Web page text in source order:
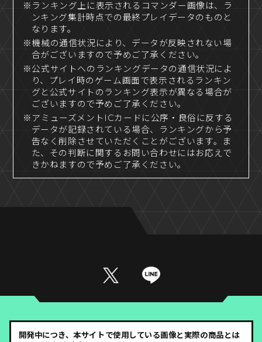
※ランキング上に表示されるコマンダー画像は、ラ
ンキング集計時点での最終プレイデータのものと
なります。
※機械の通信状況により、データが反映されない場
合がございますので予めご了承ください。
※公式サイトへのランキングデータの通信状況によ
り、プレイ時のゲーム画面で表示されるランキン
グと公式サイトのランキング表示が異なる場合が
ございますので予めご了承ください。
※アミューズメントICカードに公序・良俗に反する
データが記録されている場合、ランキングから予
告なく削除させていただくことがございます。ま
た、その判断に関するお問い合わせにはお応えで
きかねますので予めご了承ください。
開発中につき、本サイトで使用している画像と実際の商品とは